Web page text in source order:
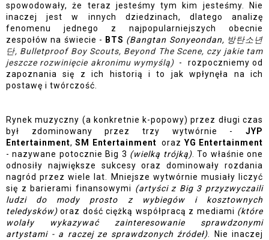
spowodowały, że teraz jesteśmy tym kim jesteśmy. Nie
inaczej jest w innych dziedzinach, dlatego analizę
fenomenu jednego z najpopularniejszych obecnie
zespołów na świecie - BTS (Bangtan Sonyeondan, 방탄소년
단, Bulletproof Boy Scouts, Beyond The Scene, czy jakie tam
jeszcze rozwinięcie akronimu wymyślą) -  rozpoczniemy od
zapoznania się z ich historią i to jak wpłynęła na ich
postawę i twórczość.
Rynek muzyczny (a konkretnie k-popowy) przez długi czas
był zdominowany przez trzy wytwórnie - JYP
Entertainment, SM Entertainment oraz YG Entertainment
- nazywane potocznie Big 3 (wielką trójką). To właśnie one
odnosiły największe sukcesy oraz dominowały rozdania
nagród przez wiele lat. Mniejsze wytwórnie musiały liczyć
się z barierami finansowymi (artyści z Big 3 przyzwyczaili
ludzi do mody prosto z wybiegów i kosztownych
teledysków) oraz dość ciężką współpracą z mediami (które
wolały wykazywać zainteresowanie sprawdzonymi
artystami - a raczej ze sprawdzonych źródeł). Nie inaczej